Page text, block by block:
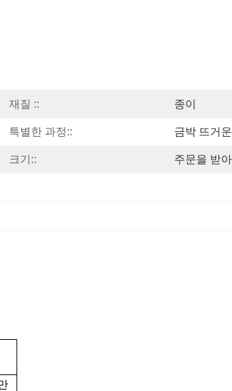
재질 :: 종이
특별한 과정:: 금박 뜨거
크기:: 주문을 받